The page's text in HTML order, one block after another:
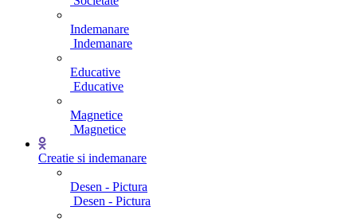
Indemanare
Indemanare
Educative
Educative
Magnetice
Magnetice
Creatie si indemanare
Desen - Pictura
Desen - Pictura